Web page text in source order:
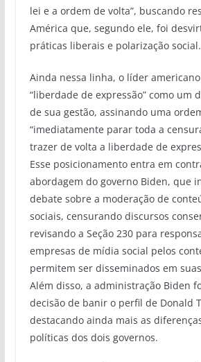
lei e a ordem de volta”, buscando
América que, segundo ele, foi
práticas liberais e polarização social.
Ainda nessa linha, o líder
“liberdade de expressão” como um
de sua gestão, assinando uma
“imediatamente parar toda a
trazer de volta a liberdade de
Esse posicionamento entra em
abordagem do governo Biden, que
debate sobre a moderação de
sociais, censurando discursos
revisando a Seção 230 para
empresas de mídia social pelos
permitem ser disseminados em
Além disso, a administração Biden
decisão de banir o perfil de Donald
destacando ainda mais as
políticas dos dois governos.